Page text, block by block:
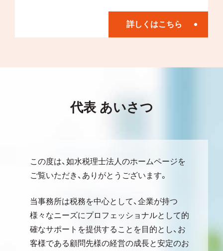
詳しくはこちら
代表 あいさつ
この度は、如水税理士法人のホームページを
ご覧いただき、ありがとうございます。
当事務所は税務を中心として、企業が持つ
様々なニーズにプロフェッショナルとして的
確なサポートを提供することを目的とし、お
客様である顧問先様の経営の成長と安定のお